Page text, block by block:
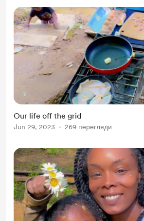
Our life off the grid
Jun 29, 2023 269 перегляди